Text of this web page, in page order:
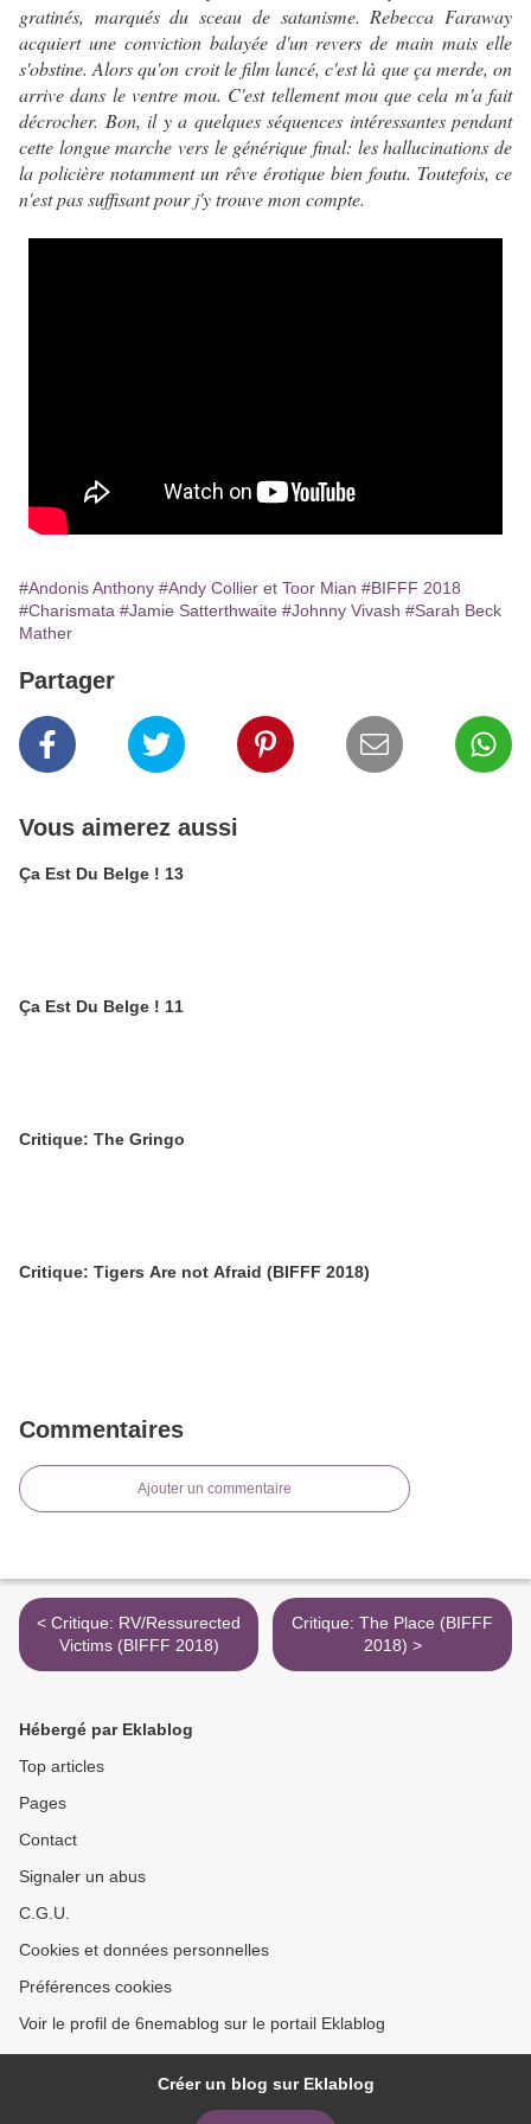
gratinés, marqués du sceau de satanisme. Rebecca Faraway
acquiert une conviction balayée d'un revers de main mais elle
s'obstine. Alors qu'on croit le film lancé, c'est là que ça merde, on
arrive dans le ventre mou. C'est tellement mou que cela m'a fait
décrocher. Bon, il y a quelques séquences intéressantes pendant
cette longue marche vers le générique final: les hallucinations de
la policière notamment un rêve érotique bien foutu. Toutefois, ce
n'est pas suffisant pour j'y trouve mon compte.
#Andonis Anthony #Andy Collier et Toor Mian #BIFFF 2018
#Charismata #Jamie Satterthwaite #Johnny Vivash #Sarah Beck
Mather
Partager
Vous aimerez aussi
Ça Est Du Belge ! 13
Ça Est Du Belge ! 11
Critique: The Gringo
Critique: Tigers Are not Afraid (BIFFF 2018)
Commentaires
Ajouter un commentaire
< Critique: RV/Ressurected
Victims (BIFFF 2018)
Critique: The Place (BIFFF
2018) >
Hébergé par Eklablog
Top articles
Pages
Contact
Signaler un abus
C.G.U.
Cookies et données personnelles
Préférences cookies
Voir le profil de 6nemablog sur le portail Eklablog
Créer un blog sur Eklablog